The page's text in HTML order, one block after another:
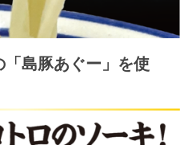
島豚あぐー」を使